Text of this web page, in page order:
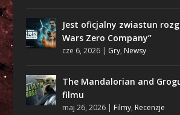
Jest oficjalny zwiastun
Wars Zero Company”
cze 6, 2026| Gry, Newsy
The Mandalorian and
filmu
maj 26, 2026| Filmy, Recenzje